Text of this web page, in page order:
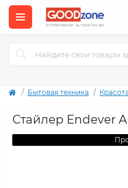
Бытовая техника
Стайлер Endever